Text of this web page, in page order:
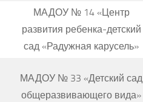
МАДОУ № 14 «Центр
развития ребенка-детский
сад «Радужная карусель»
МАДОУ № 33 «Детский сад
общеразвивающего вида»